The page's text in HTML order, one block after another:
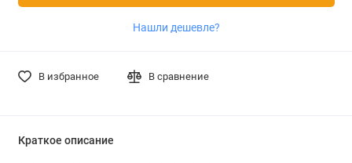
Нашли дешевле?
В избранное В сравнение
Краткое описание